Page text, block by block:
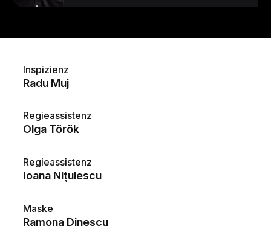
Inspizienz
Radu Muj
Regieassistenz
Olga Török
Regieassistenz
Ioana Nițulescu
Maske
Ramona Dinescu